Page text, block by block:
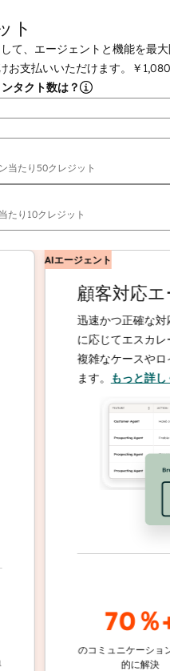
ト
て、エージェントと機能を最
お支払いいただけます。
￥1,080
タクト数は？
当たり 50クレジット
たり 10クレジット
AIエージェント
顧客対応エー
迅速かつ正確な対応で
に応じてエスカレー
複雑なケースやロイ
ます。もっと詳しく
70％+
のコミュニケーションを自
的に解決